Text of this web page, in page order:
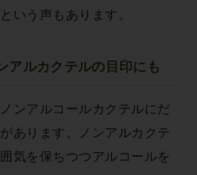
いう声もあります。
アルカクテルの目印にも
ンアルコールカクテルにだ
あります。ノンアルカクテ
気を保ちつつアルコールを